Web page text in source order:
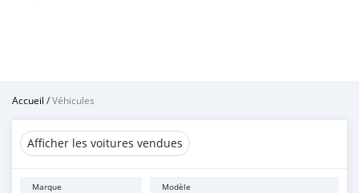
Accueil /Véhicules
Afficher les voitures vendues
Marque Modèle